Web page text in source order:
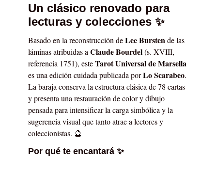
Un clásico renovado para
lecturas y colecciones ✨
Basado en la reconstrucción deLee Burstende las
láminas atribuidas aClaude Bourdel(s. XVIII,
referencia 1751), esteTarot Universal de Marsella
es una edición cuidada publicada porLo Scarabeo.
La baraja conserva la estructura clásica de 78 cartas
y presenta una restauración de color y dibujo
pensada para intensificar la carga simbólica y la
sugerencia visual que tanto atrae a lectores y
coleccionistas. 🔮
Por qué te encantará ✨